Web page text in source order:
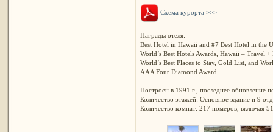
Схема курорта >>>
Награды отеля:
Best Hotel in Hawaii and #7 Best Hotel in the
World’s Best Hotels Awards, Hawaii – Travel +
World’s Best Places to Stay, Gold List, and
AAA Four Diamond Award
Построен в 1991 г., последнее обновление
Количество этажей: Основное здание и 9
Количество комнат: 217 номеров, включая